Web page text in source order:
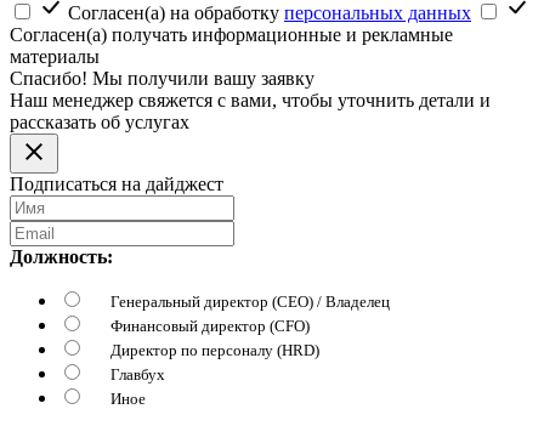
Согласен(а) на обработку персональных данных
Согласен(а) получать информационные и рекламные
материалы
Спасибо! Мы получили вашу заявку
Наш менеджер свяжется с вами, чтобы уточнить детали и
рассказать об услугах
Подписаться на дайджест
Должность:
Генеральный директор (CEO) / Владелец
Финансовый директор (CFO)
Директор по персоналу (HRD)
Главбух
Иное